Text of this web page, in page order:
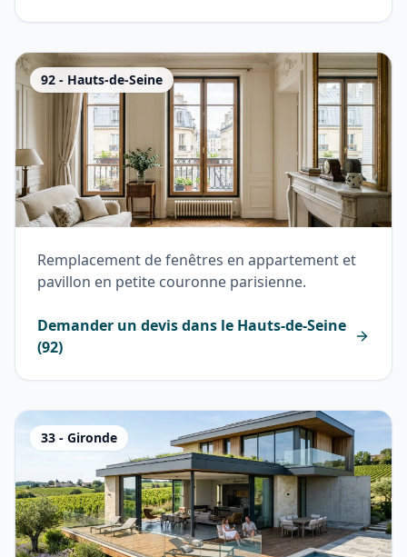
92 - Hauts-de-Seine
Remplacement de fenêtres en appartement et
pavillon en petite couronne parisienne.
Demander un devis dans le Hauts-de-Seine
(92)
33 - Gironde